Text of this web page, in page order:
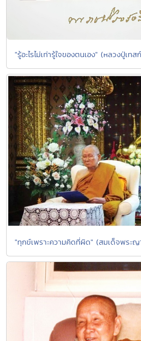
"รู้อะไรไม่เท่ารู้ใจของตนเอง" (หลวงปู่เท
"ทุกข์เพราะความคิดที่ผิด" (สมเด็จพระ